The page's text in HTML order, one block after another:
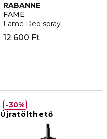
RABANNE
FAME
Fame Deo spray
12 600 Ft
Újratölthető
30%